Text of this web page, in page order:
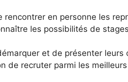
rencontrer en personne les
les possibilités de
et de présenter
de recruter parmi les